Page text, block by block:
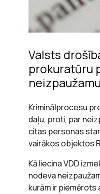
Valsts
prokuratūru
Kriminālprocesu
daļu, proti, par
citas personas
vairākos objektos
Kā liecina VDD
nodeva
kurām ir piemērots